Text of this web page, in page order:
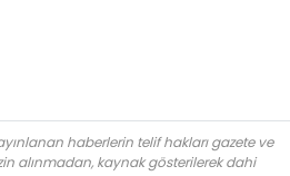
haberlerin telif hakları gazete ve
alınmadan, kaynak gösterilerek dahi